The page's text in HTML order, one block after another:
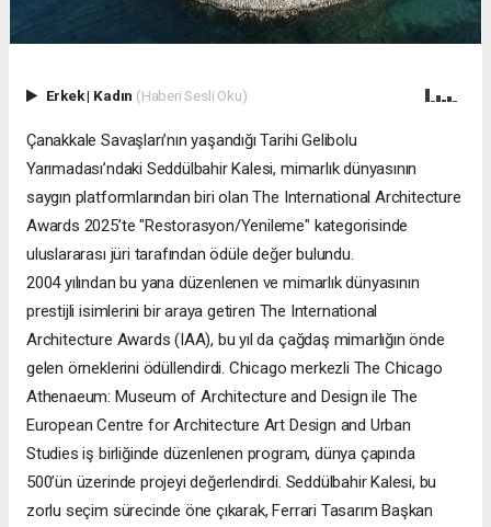
Erkek| Kadın (Haberi Sesli Oku)
Çanakkale Savaşları’nın yaşandığı Tarihi Gelibolu
Yarımadası’ndaki Seddülbahir Kalesi, mimarlık dünyasının
saygın platformlarından biri olan The International Architecture
Awards 2025’te "Restorasyon/Yenileme" kategorisinde
uluslararası jüri tarafından ödüle değer bulundu.
2004 yılından bu yana düzenlenen ve mimarlık dünyasının
prestijli isimlerini bir araya getiren The International
Architecture Awards (IAA), bu yıl da çağdaş mimarlığın önde
gelen örneklerini ödüllendirdi. Chicago merkezli The Chicago
Athenaeum: Museum of Architecture and Design ile The
European Centre for Architecture Art Design and Urban
Studies iş birliğinde düzenlenen program, dünya çapında
500’ün üzerinde projeyi değerlendirdi. Seddülbahir Kalesi, bu
zorlu seçim sürecinde öne çıkarak, Ferrari Tasarım Başkan